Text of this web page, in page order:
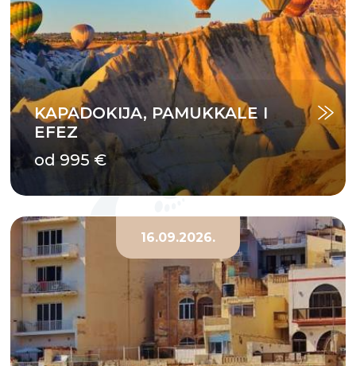
KAPADOKIJA, PAMUKKALE I
EFEZ
od 995 €
16.09.2026.